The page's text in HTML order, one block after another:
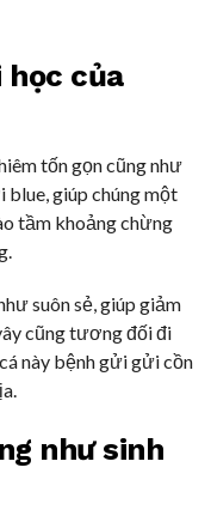
học của
tốn gọn cũng như
giúp chúng một
tầm khoảng chừng
suôn sẻ, giúp giảm
cũng tương đối đi
này bệnh gửi gửi cồn
như sinh